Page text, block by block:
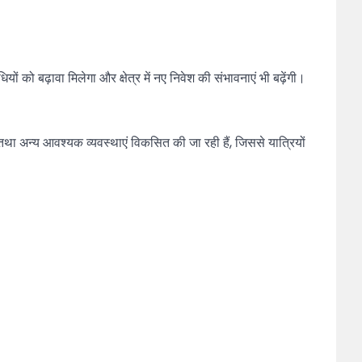
को बढ़ावा मिलेगा और क्षेत्र में नए निवेश की संभावनाएं भी बढ़ेंगी।
अन्य आवश्यक व्यवस्थाएं विकसित की जा रही हैं, जिससे यात्रियों